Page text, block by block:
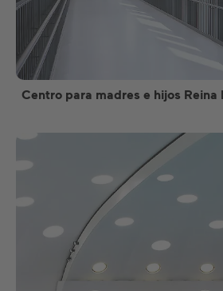
Centro para madres e hijos Reina